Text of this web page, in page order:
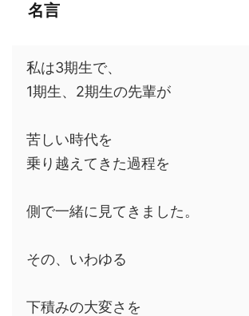
名言
私は3期生で、
1期生、2期生の先輩が
苦しい時代を
乗り越えてきた過程を
側で一緒に見てきました。
その、いわゆる
下積みの大変さを